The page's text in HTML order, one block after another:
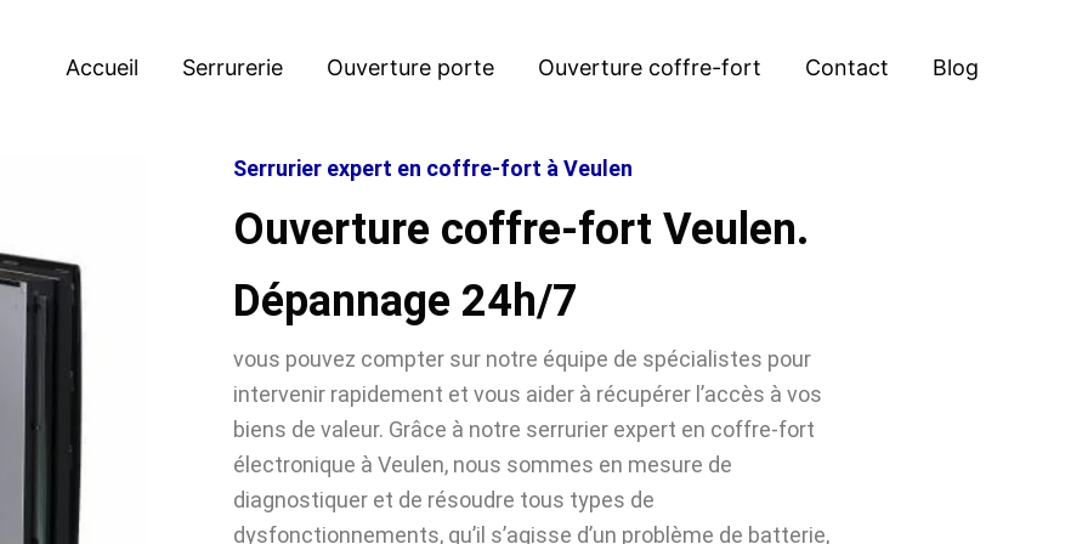
Accueil Serrurerie Ouverture porte Ouverture coffre-fort Contact Blog
Serrurier expert en coffre-fort à Veulen
Ouverture coffre-fort Veulen.
Dépannage 24h/7
vous pouvez compter sur notre équipe de spécialistes pour
intervenir rapidement et vous aider à récupérer l’accès à vos
biens de valeur. Grâce à notre serrurier expert en coffre-fort
électronique à Veulen, nous sommes en mesure de
diagnostiquer et de résoudre tous types de
dysfonctionnements, qu’il s’agisse d’un problème de batterie,